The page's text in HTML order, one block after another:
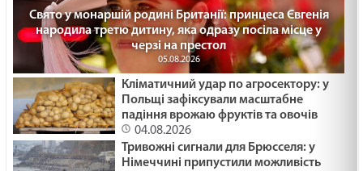
Свято у монаршій родині Британії: принцеса Євгенія
народила третю дитину, яка одразу посіла місце у
черзі на престол
05.08.2026
Кліматичний удар по агросектору: у
Польщі зафіксували масштабне
падіння врожаю фруктів та овочів
04.08.2026
Тривожні сигнали для Брюсселя: у
Німеччині припустили можливість